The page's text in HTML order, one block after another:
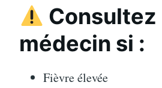
Consultez
médecin si :
Fièvre élevée